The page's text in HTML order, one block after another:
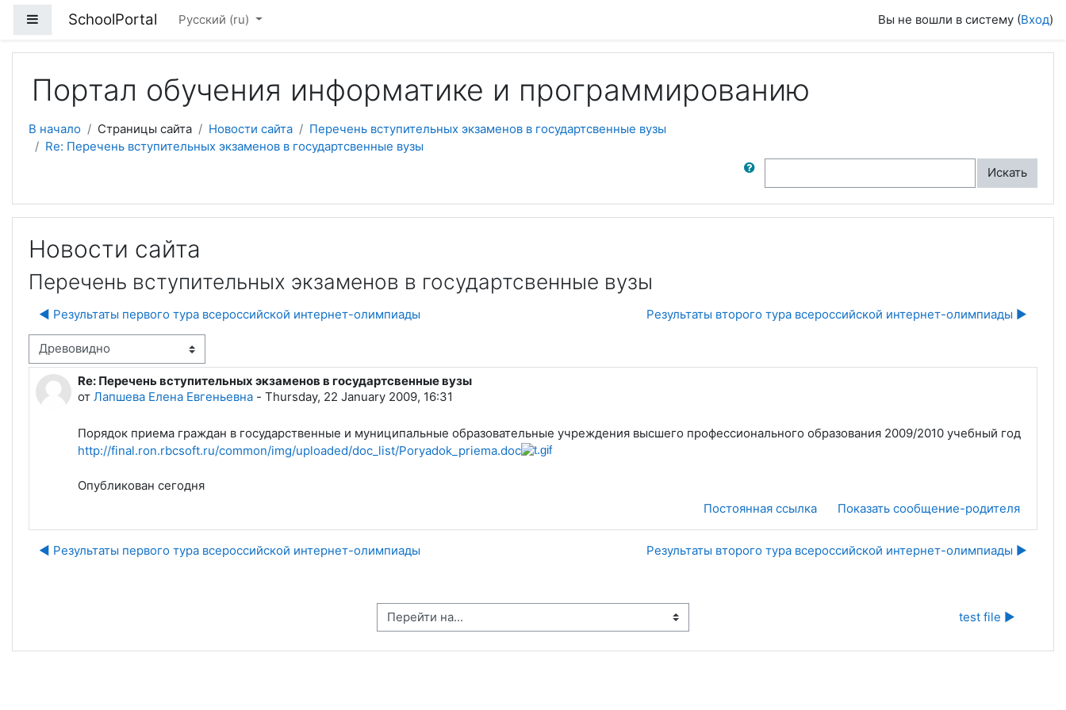
Боковая панель
SchoolPortal Русский ‎(ru)‎ Вы не вошли в систему (Вход)
Портал обучения информатике и программированию
В начало Страницы сайта Новости сайта
Перечень вступительных экзаменов в государтсвенные вузы
Re: Перечень вступительных экзаменов в государтсвенные вузы
Поиск по форумам
Искать
Новости сайта
Перечень вступительных экзаменов в государтсвенные вузы
◀︎ Результаты первого тура всероссийской интернет-олимпиады Результаты второго тура всероссийской интернет-олимпиады ▶︎
отображения
Re: Перечень вступительных экзаменов в государтсвенные вузы
от Лапшева Елена Евгеньевна - Thursday, 22 January 2009, 16:31
Количество ответов: 0
Порядок приема граждан в государственные и муниципальные образовательные учреждения высшего профессионального образования 2009/2010 учебный год
http://final.ron.rbcsoft.ru/common/img/uploaded/doc_list/Poryadok_priema.doc
Опубликован сегодня
Постоянная ссылка
Показать сообщение-родителя
◀︎ Результаты первого тура всероссийской интернет-олимпиады Результаты второго тура всероссийской интернет-олимпиады ▶︎
Перейти на... test file ▶︎